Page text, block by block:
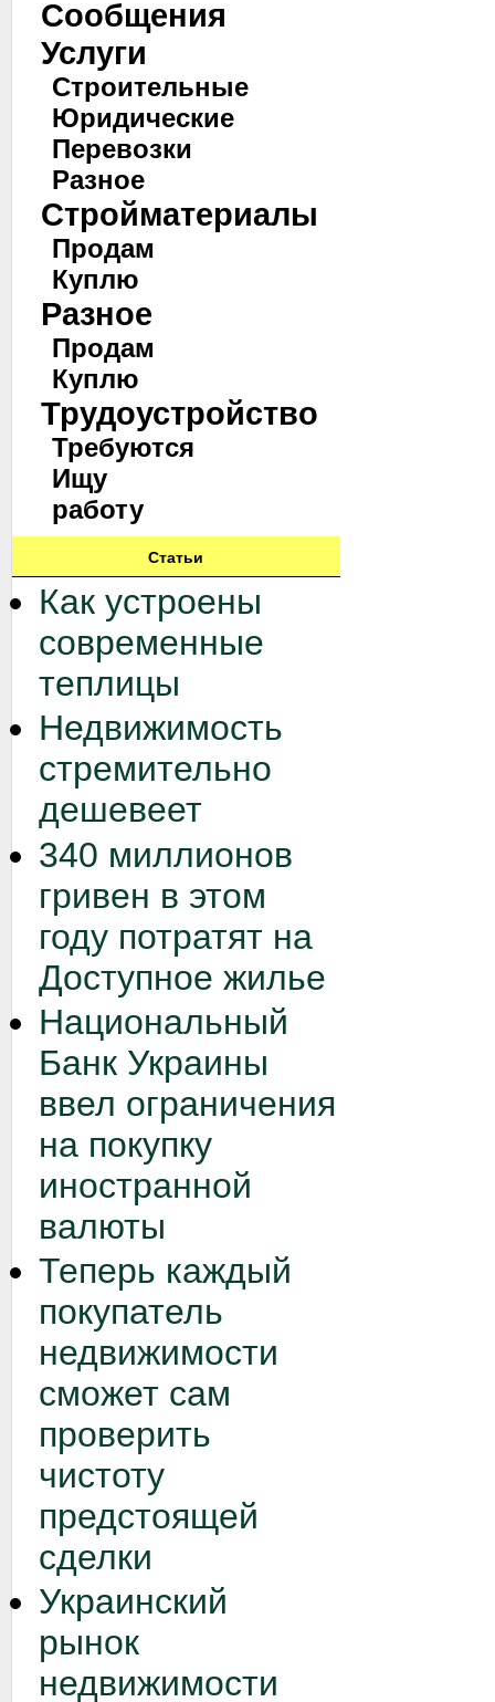
Сообщения
Услуги
Строительные
Юридические
Перевозки
Разное
Стройматериалы
Продам
Куплю
Разное
Продам
Куплю
Трудоустройство
Требуются
Ищу
работу
Статьи
Как устроены
современные
теплицы
Недвижимость
стремительно
дешевеет
340 миллионов
гривен в этом
году потратят на
Доступное жилье
Национальный
Банк Украины
ввел ограничения
на покупку
иностранной
валюты
Теперь каждый
покупатель
недвижимости
сможет сам
проверить
чистоту
предстоящей
сделки
Украинский
рынок
недвижимости